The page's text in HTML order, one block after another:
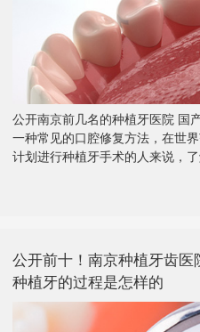
公开南京前几名的种植牙医院 国
一种常见的口腔修复方法，在世
计划进行种植牙手术的人来说，
公开前十！南京种植牙齿医
种植牙的过程是怎样的